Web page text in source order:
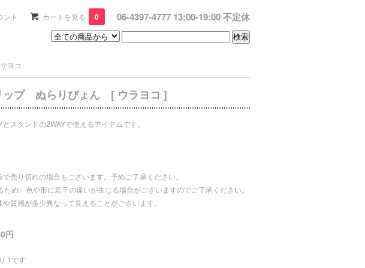
ント カートを見る 0 06-4397-4777 13:00-19:00 不定休
ヨコ
ップ ぬらりぴょん [ ウラヨコ ]
スタンドの2WAYで使えるアイテムです。
売り切れの場合もございます。予めご了承ください。
め、色や形に若干の違いが生じる場合がございますのでご了承ください。
質感が多少異なって見えることがございます。
円
1です